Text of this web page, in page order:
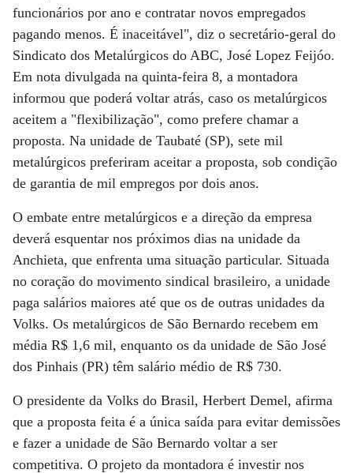
funcionários por ano e contratar novos empregados
pagando menos. É inaceitável", diz o secretário-geral do
Sindicato dos Metalúrgicos do ABC, José Lopez Feijóo.
Em nota divulgada na quinta-feira 8, a montadora
informou que poderá voltar atrás, caso os metalúrgicos
aceitem a "flexibilização", como prefere chamar a
proposta. Na unidade de Taubaté (SP), sete mil
metalúrgicos preferiram aceitar a proposta, sob condição
de garantia de mil empregos por dois anos.
O embate entre metalúrgicos e a direção da empresa
deverá esquentar nos próximos dias na unidade da
Anchieta, que enfrenta uma situação particular. Situada
no coração do movimento sindical brasileiro, a unidade
paga salários maiores até que os de outras unidades da
Volks. Os metalúrgicos de São Bernardo recebem em
média R$ 1,6 mil, enquanto os da unidade de São José
dos Pinhais (PR) têm salário médio de R$ 730.
O presidente da Volks do Brasil, Herbert Demel, afirma
que a proposta feita é a única saída para evitar demissões
e fazer a unidade de São Bernardo voltar a ser
competitiva. O projeto da montadora é investir nos